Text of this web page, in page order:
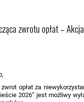
zwrotu opłat –
zwrot opłat za
2026” jest możliwy